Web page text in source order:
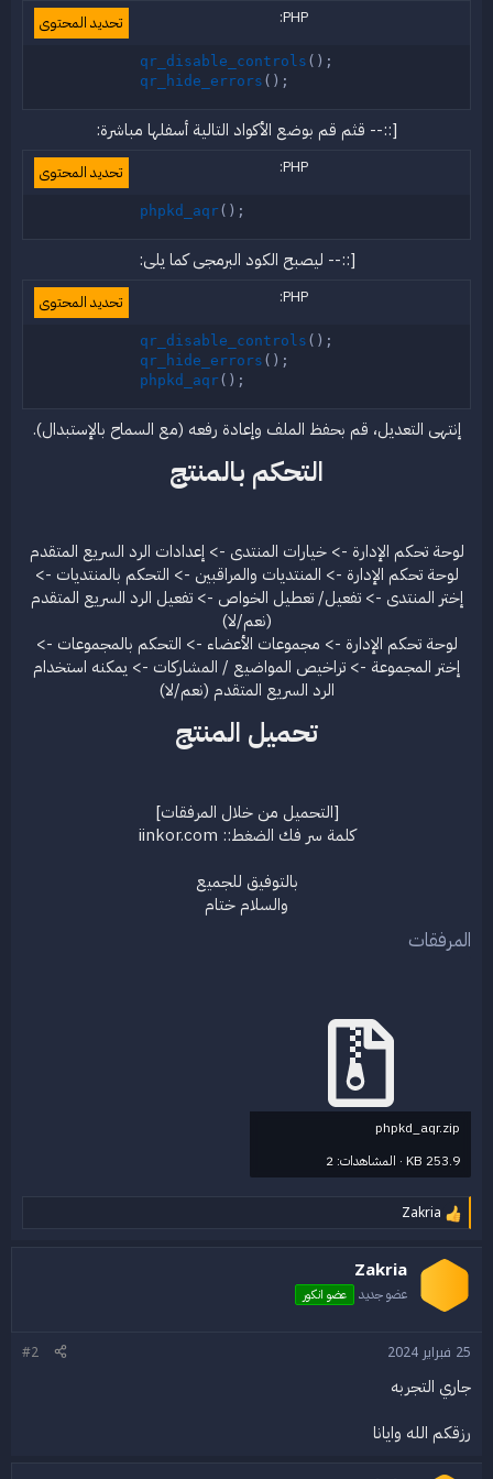
تحديد المحتوى PHP:
qr_disable_controls ( ) ;
qr_hide_errors ( ) ;
[::-- قثم قم بوضع الأكواد التالية أسفلها مباشرة:
تحديد المحتوى PHP:
phpkd_aqr( ) ;
[::-- ليصبح الكود البرمجى كما يلى:
تحديد المحتوى PHP:
qr_disable_controls ( ) ;
qr_hide_errors ( ) ;
phpkd_aqr( ) ;
إنتهى التعديل، قم بحفظ الملف وإعادة رفعه (مع السماح بالإستبدال).​
التحكم بالمنتج​
لوحة تحكم الإدارة -> خيارات المنتدى -> إعدادات الرد السريع المتقدم
لوحة تحكم الإدارة -> المنتديات والمراقبين -> التحكم بالمنتديات ->
إختر المنتدى -> تفعيل/ تعطيل الخواص -> تفعيل الرد السريع المتقدم
(نعم/لا)
لوحة تحكم الإدارة -> مجموعات الأعضاء -> التحكم بالمجموعات ->
إختر المجموعة -> تراخيص المواضيع / المشاركات -> يمكنه استخدام
الرد السريع المتقدم (نعم/لا)​
تحميل المنتج​
[التحميل من خلال المرفقات]
كلمة سر فك الضغط:: iinkor.com
بالتوفيق للجميع
والسلام ختام​
المرفقات
phpkd_aqr.zip
253.9 KB · المشاهدات: 2
ا
ف
ع
ا
ت
Zakria
Zakria
عضو جديد عضو انكور
25 فبراير 2024
#2
جاري التجربه
رزقكم الله وايانا